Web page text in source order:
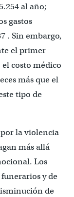
al año;
gastos
. Sin embargo,
el primer
el costo médico
más que el
tipo de
la violencia
más allá
Los
y de
de